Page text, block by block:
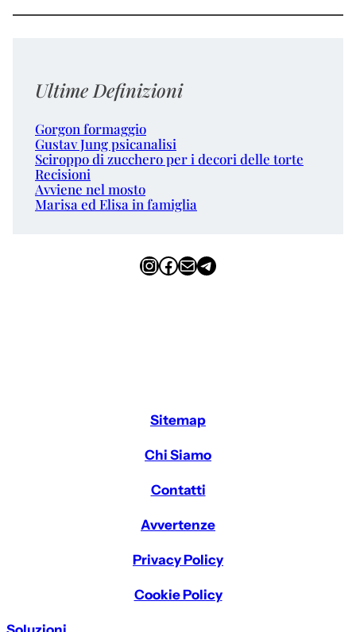
Ultime Definizioni
Gorgon formaggio
Gustav Jung psicanalisi
Sciroppo di zucchero per i decori delle torte
Recisioni
Avviene nel mosto
Marisa ed Elisa in famiglia
InstagramFacebook Email Telegram
Sitemap
Chi Siamo
Contatti
Avvertenze
Privacy Policy
Cookie Policy